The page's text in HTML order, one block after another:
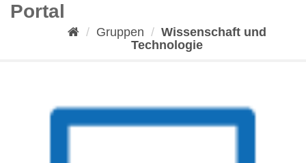
Portal
Gruppen
Wissenschaft und
Technologie